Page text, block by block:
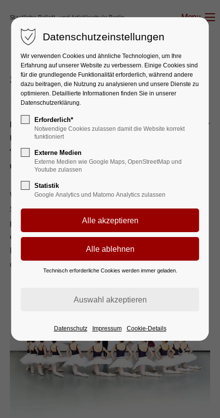
Menu
Symphony in C
02. Jul 2026
Ein besonderes Highlight erwartet uns an der Staatsoper
Unter den Linden: George Balanchines Meisterwerk
"Symphony in C" kehrt auf die Bühne zurück – und
unsere Schule ist mittendrin!
Wir freuen uns sehr, dass acht Schülerinnen der
Staatlichen Ballett- und Artistikschule für diese
prestigeträchtige Produktion ausgewählt wurden. Es ist
eine einmalige Gelegenheit für unsere jungen Talente,
Profiluft zu schnuppern und Seite an Seite mit den Stars
des Staatsballetts Berlin vor großem Publikum zu tanzen.
Datenschutzeinstellungen
Wir verwenden Cookies und ähnliche Technologien, um Ihre
Erfahrung auf unserer Website zu verbessern. Einige Cookies sind
für die grundlegende Funktionalität erforderlich, während andere
dazu beitragen, die Nutzung zu analysieren und unsere Dienste zu
optimieren. Detaillierte Informationen finden Sie in unserer
Datenschutzerklärung.
Erforderlich*
Notwendige Cookies zulassen damit die Website korrekt
funktioniert
Externe Medien
Externe Medien wie Google Maps, OpenStreetMap und
Youtube zulassen
Statistik
Google Analytics und Matomo Analytics zulassen
Technisch erforderliche Cookies werden immer geladen.
Datenschutz Impressum Cookie-Details